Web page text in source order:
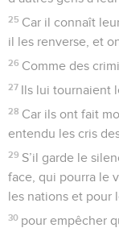
25 Car il connaît
il les renverse, et
26 Comme des
27 Ils lui tournaient
28 Car ils ont fait
entendu les cris
29 S’il garde le
face, qui pourra le
les nations et pour
30 pour empêcher